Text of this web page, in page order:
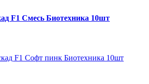
F1 Смесь Биотехника 10шт